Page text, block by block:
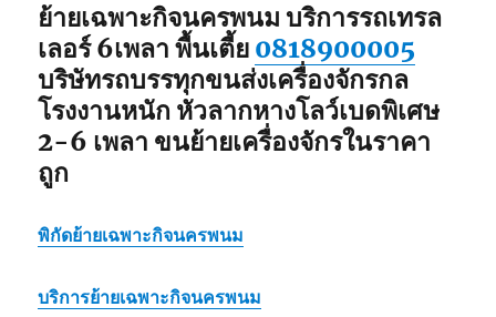
ย้ายเฉพาะกิจนครพนม บริการรถเทรล
เลอร์ 6เพลา พื้นเตี้ย 0818900005
บริษัทรถบรรทุกขนส่งเครื่องจักรกล
โรงงานหนัก หัวลากหางโลว์เบดพิเศษ
2-6 เพลา ขนย้ายเครื่องจักรในราคา
ถูก
พิกัดย้ายเฉพาะกิจนครพนม
บริการย้ายเฉพาะกิจนครพนม